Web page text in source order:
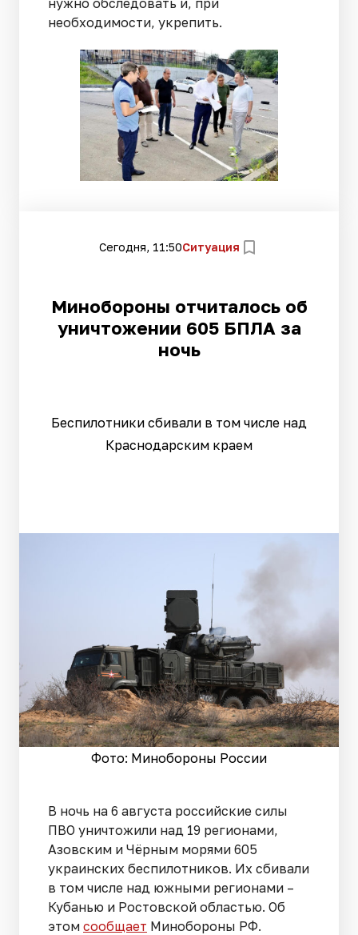
необходимости, укрепить.
Сегодня, 11:50Ситуация
Минобороны отчиталось об
уничтожении 605 БПЛА за
ночь
Беспилотники сбивали в том числе над
Краснодарским краем
Фото: Минобороны России
В ночь на 6 августа российские силы
ПВО уничтожили над 19 регионами,
Азовским и Чёрным морями 605
украинских беспилотников. Их сбивали
в том числе над южными регионами –
Кубанью и Ростовской областью. Об
этом сообщает Минобороны РФ.